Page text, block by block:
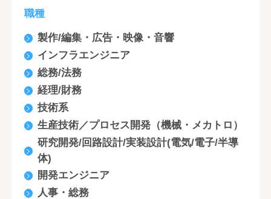
職種
製作/編集・広告・映像・音響
インフラエンジニア
総務/法務
経理/財務
技術系
生産技術／プロセス開発（機械・メカトロ）
研究開発/回路設計/実装設計(電気/電子/半導
体)
開発エンジニア
人事・総務